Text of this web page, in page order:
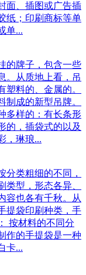
面、插图或广告插
纸；印刷商标等单
单...
的牌子，包含一些
。从质地上看，吊
塑料的、金属的。
制成的新型吊牌。
多样的：有长条形
的，插袋式的以及
，琳琅...
分类粗细的不同，
类型，形态各异、
容也各有千秋。从
提袋印刷种类，手
按材料的不同分
作的手提袋是一种
卡...